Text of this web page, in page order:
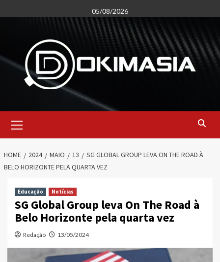
to
05/08/2026
Menu
HOME 2024 MAIO 13
SG GLOBAL GROUP LEVA ON THE ROAD À
BELO HORIZONTE PELA QUARTA VEZ
Educação Notícias
SG Global Group leva On The Road à
Belo Horizonte pela quarta vez
Redação 13/05/2024